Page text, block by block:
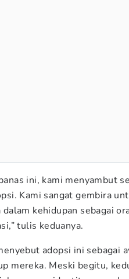
ini, kami menyambut
Kami sangat gembira
kehidupan sebagai
tulis keduanya.
adopsi ini sebagai
mereka. Meski begitu,